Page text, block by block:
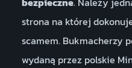
strona na której
scamem. Bukmacherzy
wydaną przez polskie